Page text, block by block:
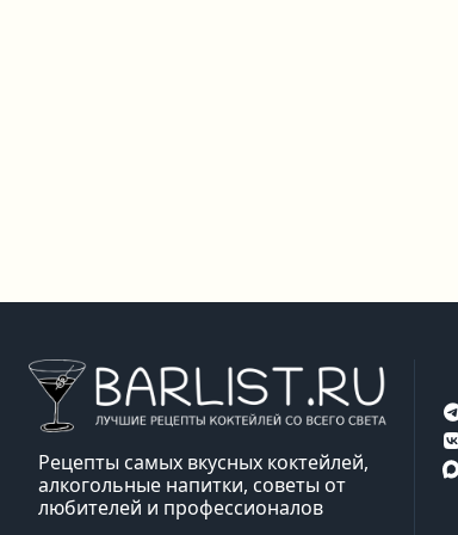
Рецепты самых вкусных коктейлей,
алкогольные напитки, советы от
любителей и профессионалов